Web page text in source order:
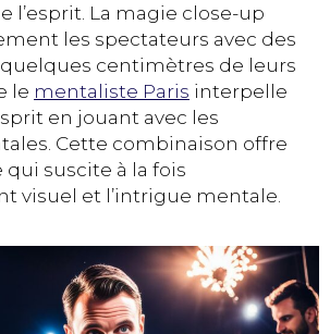
l’esprit. La magie close-up
les spectateurs avec des
centimètres de leurs
le mentaliste Paris interpelle
en jouant avec les
Cette combinaison offre
suscite à la fois
visuel et l’intrigue mentale.